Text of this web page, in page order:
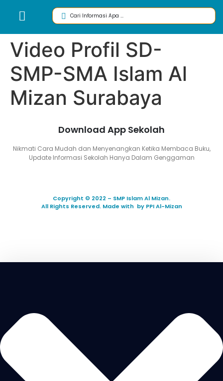
Video Profil SD-
SMP-SMA Islam Al
Mizan Surabaya
Download App Sekolah
Nikmati Cara Mudah dan Menyenangkan Ketika Membaca Buku,
Update Informasi Sekolah Hanya Dalam Genggaman
Copyright © 2022 – SMP Islam Al Mizan.
All Rights Reserved. Made with by PPI Al-Mizan